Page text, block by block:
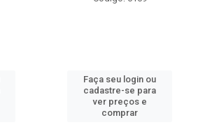
Faça seu login ou
cadastre-se para
ver preços e
comprar